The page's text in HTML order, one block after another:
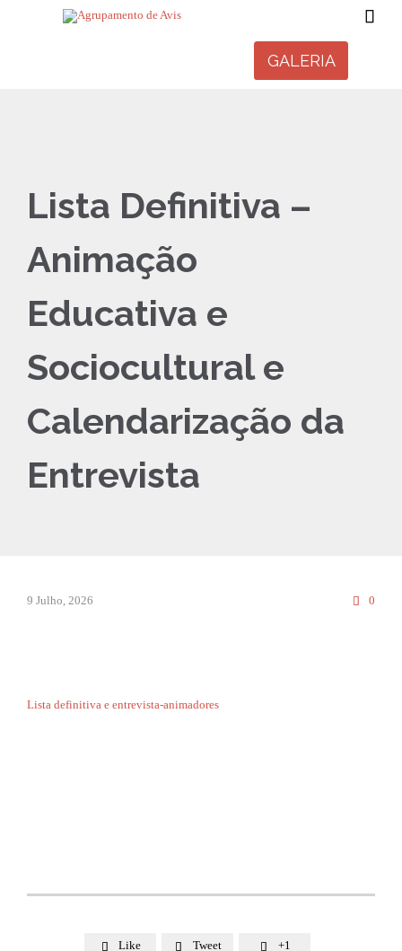

GALERIA
Lista Definitiva –
Animação
Educativa e
Sociocultural e
Calendarização da
Entrevista
9 Julho, 2026  0
Lista definitiva e entrevista-animadores
 Like  Tweet  +1